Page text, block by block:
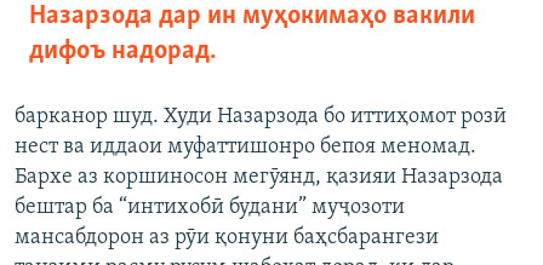
Назарзода дар ин муҳокимаҳо вакили
дифоъ надорад.
барканор шуд. Худи Назарзода бо иттиҳомот розӣ
нест ва иддаои муфаттишонро бепоя меномад.
Бархе аз коршиносон мегӯянд, қазияи Назарзода
бештар ба “интихобӣ будани” муҷозоти
мансабдорон аз рӯи қонуни баҳсбарангези